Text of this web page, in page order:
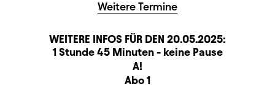
Weitere Termine
WEITERE INFOS FÜR DEN 20.05.2025:
BeschreibungInformation
Dauer und Pausen
1 Stunde 45 Minuten - keine Pause
A!
Abo 1